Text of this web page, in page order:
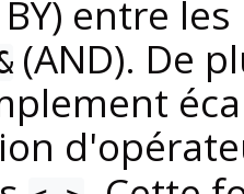
BY) entre
(AND). De